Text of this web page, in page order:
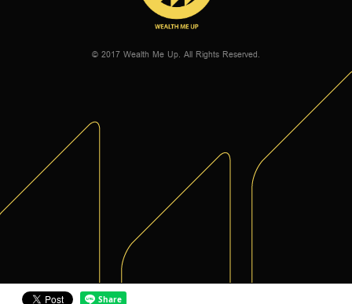
© 2017 Wealth Me Up. All Rights Reserved.